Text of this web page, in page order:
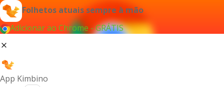
Folhetos atuais sempre à mão
Adicionar ao Chrome - GRÁTIS
App Kimbino